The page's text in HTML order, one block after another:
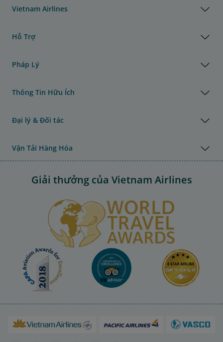
Vietnam Airlines
Hỗ Trợ
Pháp Lý
Thông Tin Hữu Ích
Đại lý & Đối tác
Vận Tải Hàng Hóa
Giải thưởng của Vietnam Airlines